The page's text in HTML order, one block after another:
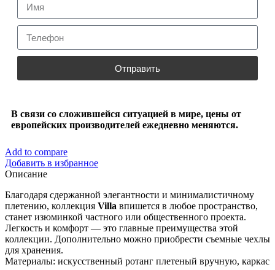
Отправить
В связи со сложившейся ситуацией в мире, цены от
европейских производителей ежедневно меняются.
Add to compare
Добавить в избранное
Описание
Благодаря сдержанной элегантности и минималистичному
плетению, коллекция Villa впишется в любое пространство,
станет изюминкой частного или общественного проекта.
Легкость и комфорт — это главные преимущества этой
коллекции. Дополнительно можно приобрести съемные чехлы
для хранения.
Материалы: искусственный ротанг плетеный вручную, каркас